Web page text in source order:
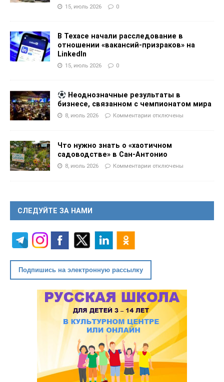
15, июль 2026 0
В Техасе начали расследование в
отношении «вакансий-призраков» на
LinkedIn
15, июль 2026 0
Неоднозначные результаты в
бизнесе, связанном с чемпионатом мира
8, июль 2026 Комментарии отключены
Что нужно знать о «хаотичном
садоводстве» в Сан-Антонио
8, июль 2026 Комментарии отключены
СЛЕДУЙТЕ ЗА НАМИ
Подпишись на электронную рассылку